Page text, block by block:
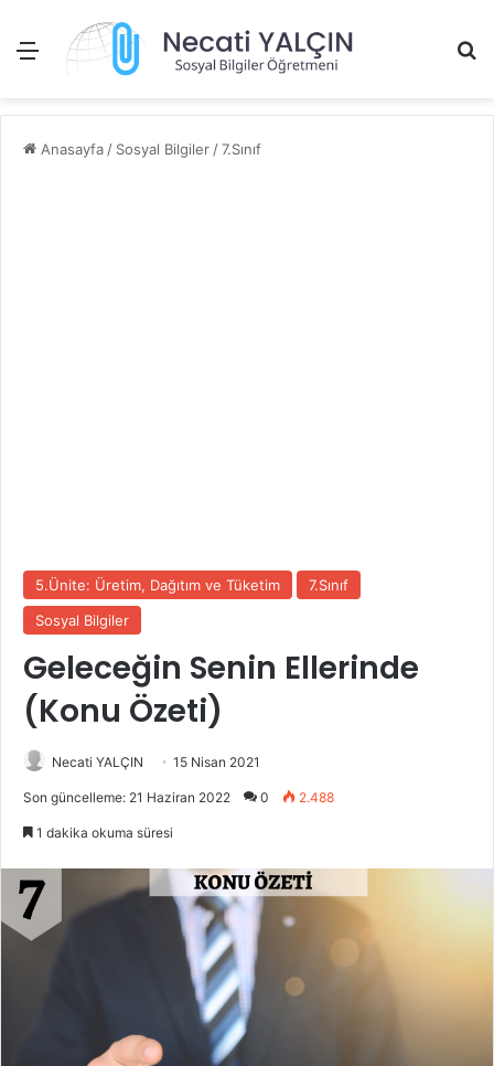
Menü
Anasayfa / Sosyal Bilgiler /7.Sınıf
5.Ünite: Üretim, Dağıtım ve Tüketim
7.Sınıf
Sosyal Bilgiler
Geleceğin Senin Ellerinde
(Konu Özeti)
Necati YALÇIN 15 Nisan 2021
Son güncelleme: 21 Haziran 2022 0 2.488
1 dakika okuma süresi